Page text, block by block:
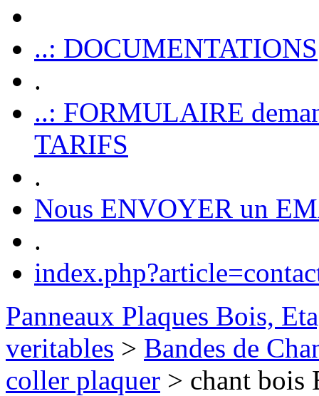
..: DOCUMENTATIONS
.
..: FORMULAIRE
TARIFS
.
Nous ENVOYER un
.
Panneaux Plaques Bois,
veritables > Bandes de
coller plaquer > chant bois